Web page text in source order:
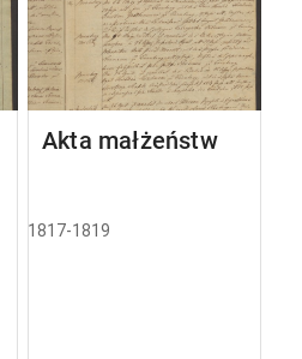
Akta małżeństw
1817-1819